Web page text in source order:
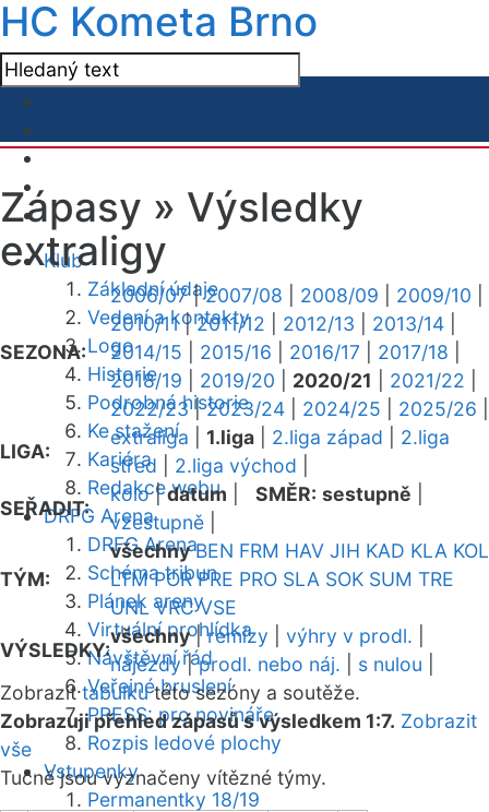
HC Kometa Brno
Klub
Základní údaje
Vedení a kontakty
Logo
Historie
Podrobná historie
Ke stažení
Kariéra
Redakce webu
DRFG Arena
DRFG Arena
Schéma tribun
Plánek areny
Virtuální prohlídka
Návštěvní řád
Veřejné bruslení
PRESS: pro novináře
Rozpis ledové plochy
Vstupenky
Permanentky 18/19
Zápasy » Výsledky
extraligy
SEZONA:
2006/07|2007/08 2008/09 2009/10
2010/11|2011/12 2012/13 2013/14
2014/15
2015/16 2016/17 2017/18
2018/19
2019/20 2020/21 2021/22
2022/23|2023/24 2024/25 2025/26
LIGA:
extraliga 1.liga 2.liga západ
2.liga
střed
2.liga východ
SEŘADIT:
kolo|datum SMĚR: sestupně
vzestupně
TÝM:
všechny BEN FRM HAV JIH KAD KLA KOL
LTM POR PRE PRO SLA SOK SUM TRE
UNL VRC VSE
VÝSLEDKY:
všechny|remízy výhry v prodl.
nájezdy|prodl. nebo náj. s nulou
Zobrazittabulkutéto sezóny a soutěže.
Zobrazuji přehled zápasů s výsledkem 1:7. Zobrazit
vše
Tučně jsou vyznačeny vítězné týmy.